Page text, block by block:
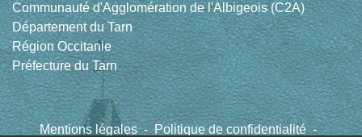
Communauté d'Agglomération de l'Albigeois (C2A)
Département du Tarn
Région Occitanie
Préfecture du Tarn
Mentions légales - Politique de confidentialité -